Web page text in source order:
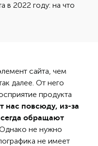
в 2022 году: на что
сайта, чем
далее. От него
продукта
нас повсюду, из-за
обращают
не нужно
не имеет